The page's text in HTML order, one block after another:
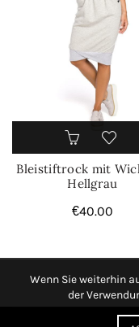
Bleistiftrock mit
Hellgrau
€40.00
Wenn Sie weiterhin
der